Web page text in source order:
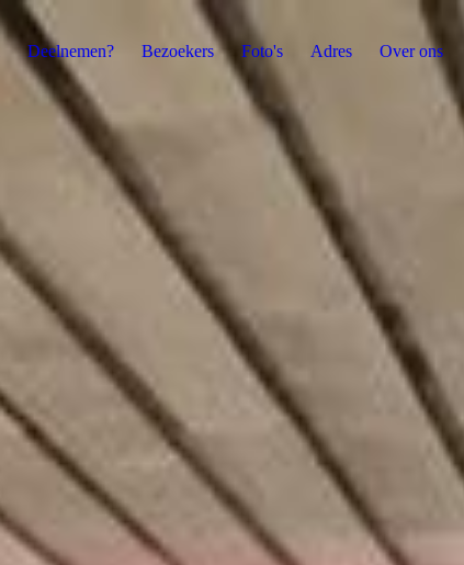
Deelnemen? Bezoekers Foto's Adres Over ons